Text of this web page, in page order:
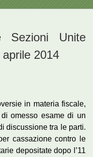
Sezioni Unite
2014
in materia fiscale,
omesso esame di un
discussione tra le parti.
cassazione contro le
depositate dopo l’11